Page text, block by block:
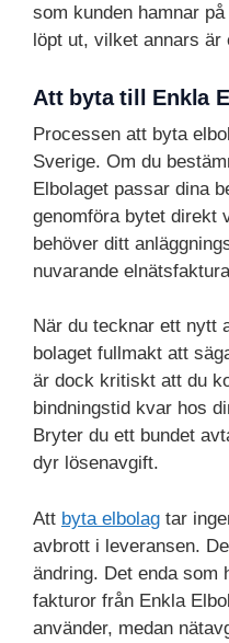
som kunden hamnar
löpt ut, vilket annars är
Att byta till Enkla
Processen att byta
Sverige. Om du
Elbolaget passar dina
genomföra bytet direkt
behöver ditt
nuvarande
När du tecknar ett nytt
bolaget fullmakt att
är dock kritiskt att du
bindningstid kvar hos
Bryter du ett bundet
dyr lösenavgift.
Att byta elbolag tar
avbrott i leveransen.
ändring. Det enda som
fakturor från Enkla
använder, medan